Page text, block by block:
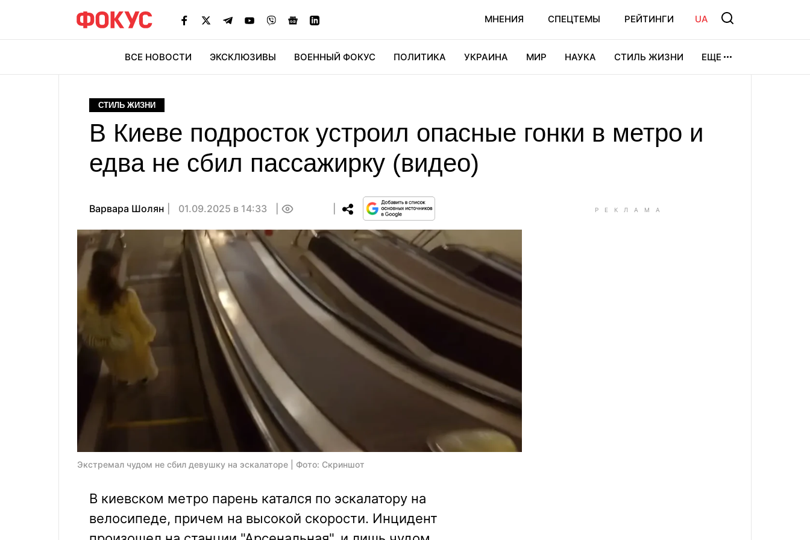
МНЕНИЯ СПЕЦТЕМЫ РЕЙТИНГИ UA
ВСЕ НОВОСТИ ЭКСКЛЮЗИВЫ ВОЕННЫЙ ФОКУС ПОЛИТИКА УКРАИНА МИР НАУКА СТИЛЬ ЖИЗНИ ЕЩЕ
СТИЛЬ ЖИЗНИ
В Киеве подросток устроил опасные гонки в метро и
едва не сбил пассажирку (видео)
Варвара Шолян 01.09.2025 в 14:33
Экстремал чудом не сбил девушку на эскалаторе | Фото: Скриншот
В киевском метро парень катался по эскалатору на
велосипеде, причем на высокой скорости. Инцидент